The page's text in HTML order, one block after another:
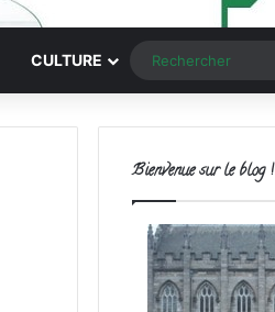
CULTURE
Bienvenue sur le blog !